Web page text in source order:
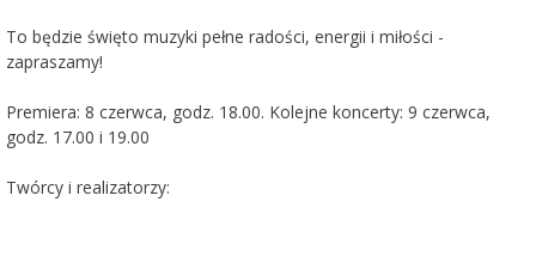
To będzie święto muzyki pełne radości, energii i miłości -
zapraszamy!
Premiera: 8 czerwca, godz. 18.00. Kolejne koncerty: 9 czerwca,
godz. 17.00 i 19.00
Twórcy i realizatorzy: